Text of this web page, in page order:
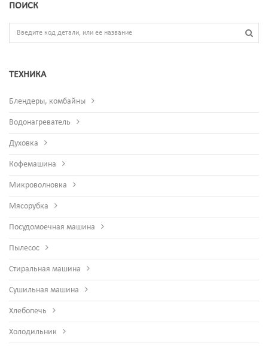
ПОИСК
ТЕХНИКА
Блендеры, комбайны
Водонагреватель
Духовка
Кофемашина
Микроволновка
Мясорубка
Посудомоечная машина
Пылесос
Стиральная машина
Сушильная машина
Хлебопечь
Холодильник